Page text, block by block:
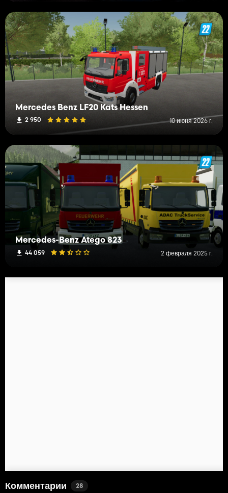
Mercedes Benz LF20 Kats Hessen
2 950 10 июня 2026 г.
Mercedes-Benz Atego 823
44 059 2 февраля 2025 г.
Комментарии 28